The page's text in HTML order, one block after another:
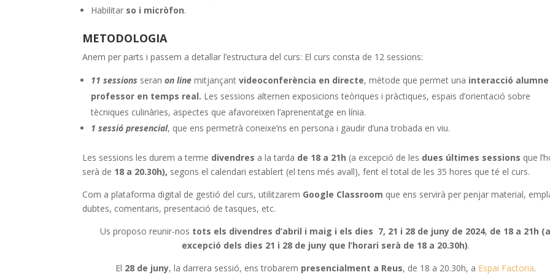
Habilitar so i micròfon.
METODOLOGIA
Anem per parts i passem a detallar l’estructura del curs: El curs consta de 12 sessions:
11 sessions seranon line mitjançantvideoconferència en directe, mètode que permet una interacció alumne
professor en temps real. Les sessions alternen exposicions teòriques i pràctiques, espais d’orientació sobre
tècniques culinàries, aspectes que afavoreixen l’aprenentatge en línia.
1 sessió presencial, que ens permetrà coneixe’ns en persona i gaudir d’una trobada en viu.
Les sessions les durem a terme divendres a la tarda de 18 a 21h (a excepció de les dues últimes sessions que
serà de 18 a 20.30h), segons el calendari establert (el tens més avall), fent el total de les 35 hores que té el curs.
Com a plataforma digital de gestió del curs, utilitzarem Google Classroom que ens servirà per penjar material,
dubtes, comentaris, presentació de tasques, etc.
Us proposo reunir-nos tots els divendres d’abril i maig i els dies 7, 21 i 28 de juny de 2024, de 18 a 21h (a
excepció dels dies 21 i 28 de juny que l’horari serà de 18 a 20.30h).
El 28 de juny, la darrera sessió, ens trobarem presencialment a Reus, de 18 a 20.30h, a Espai Factoria.